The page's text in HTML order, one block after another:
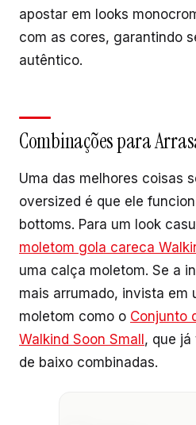
apostar em looks
com as cores, garantindo
autêntico.
Combinações para
Uma das melhores coisas
oversized é que ele
bottoms. Para um look
moletom gola careca
uma calça moletom. Se a
mais arrumado, invista em
moletom como o Conjunto
Walkind Soon Small , que já
de baixo combinadas.